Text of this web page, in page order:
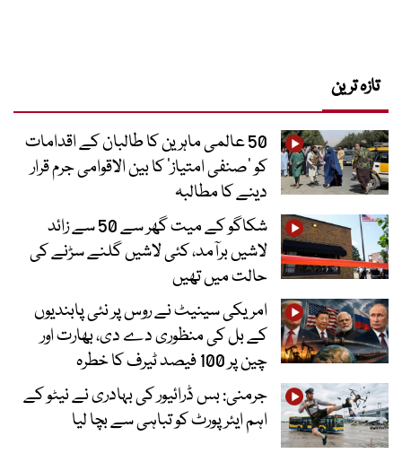
تازہ ترین
50 عالمی ماہرین کا طالبان کے اقدامات
کو ’صنفی امتیاز‘ کا بین الاقوامی جرم قرار
دینے کا مطالبہ
شکاگو کے میت گھر سے 50 سے زائد
لاشیں برآمد، کئی لاشیں گلنے سڑنے کی
حالت میں تھیں
امریکی سینیٹ نے روس پر نئی پابندیوں
کے بل کی منظوری دے دی، بھارت اور
چین پر 100 فیصد ٹیرف کا خطرہ
جرمنی: بس ڈرائیور کی بہادری نے نیٹو کے
اہم ایئرپورٹ کو تباہی سے بچا لیا